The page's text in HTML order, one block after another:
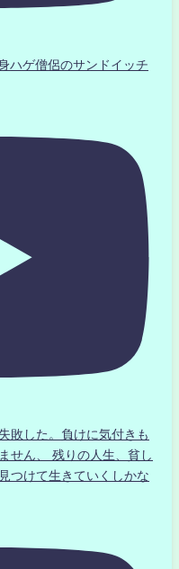
ハゲ僧侶のサンドイッチ
敗した。負けに気付きも
せん、 残りの人生、貧し
つけて生きていくしかな